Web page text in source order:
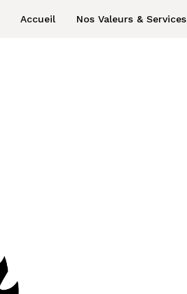
Accueil Nos Valeurs & Services